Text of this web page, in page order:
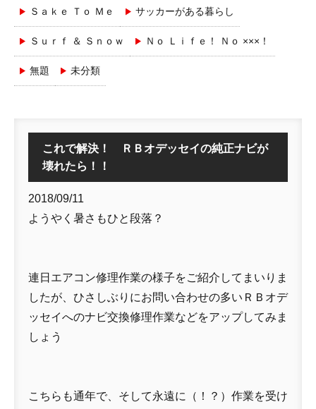
Ｓａｋｅ Ｔｏ Ｍｅ サッカーがある暮らし
Ｓｕｒｆ ＆ Ｓｎｏｗ Ｎｏ Ｌｉｆｅ！ Ｎｏ ×××！
無題 未分類
これで解決！ ＲＢオデッセイの純正ナビが
壊れたら！！
2018/09/11
ようやく暑さもひと段落？
連日エアコン修理作業の様子をご紹介してまいりま
したが、ひさしぶりにお問い合わせの多いＲＢオデ
ッセイへのナビ交換修理作業などをアップしてみま
しょう
こちらも通年で、そして永遠に（！？）作業を受け